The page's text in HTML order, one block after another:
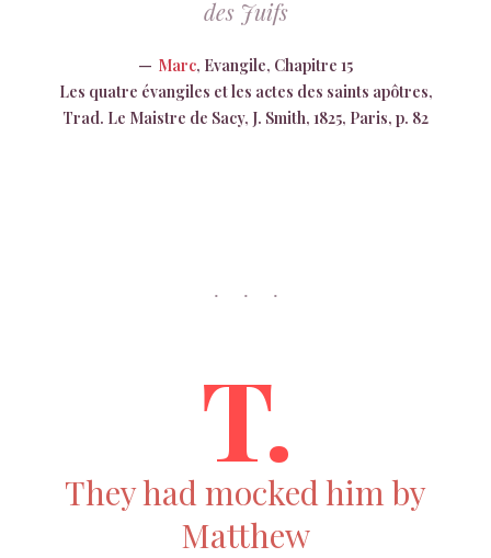
des Juifs
Marc, Evangile, Chapitre 15
Les quatre évangiles et les actes des saints apôtres,
Trad. Le Maistre de Sacy, J. Smith, 1825, Paris, p. 82
T.
They had mocked him by
Matthew